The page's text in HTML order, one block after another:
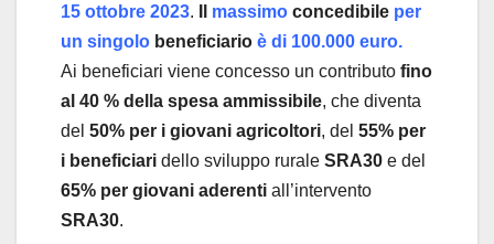
15 ottobre 2023. massimo concedibile per
un singolo beneficiario è di 100.000 euro.
Ai beneficiari viene concesso un contributo fino
al 40 % della spesa ammissibile, che diventa
del 50% per i giovani agricoltori, del 55% per
i beneficiari dello sviluppo rurale SRA30 e del
65% per giovani aderenti all’intervento
SRA30.